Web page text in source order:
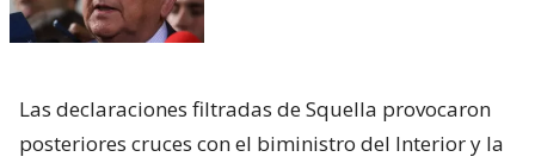
Las declaraciones filtradas de Squella provocaron
posteriores cruces con el biministro del Interior y la